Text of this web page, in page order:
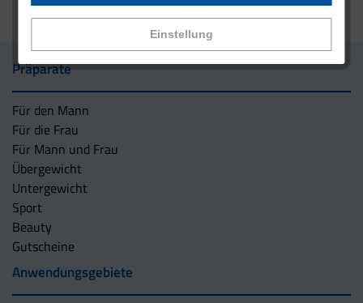
Einstellung
Präparate
Für den Mann
Für die Frau
Für Mann und Frau
Übergewicht
Untergewicht
Sport
Beauty
Gutscheine
Anwendungsgebiete